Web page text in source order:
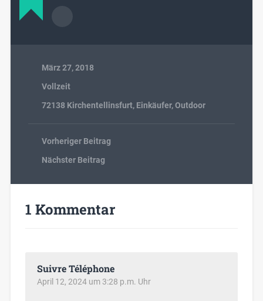
März 27, 2018
Vollzeit
72138 Kirchentellinsfurt, Einkäufer,Outdoor
Vorheriger Beitrag
Nächster Beitrag
1 Kommentar
Suivre Téléphone
April 12, 2024 um 3:28 p.m. Uhr